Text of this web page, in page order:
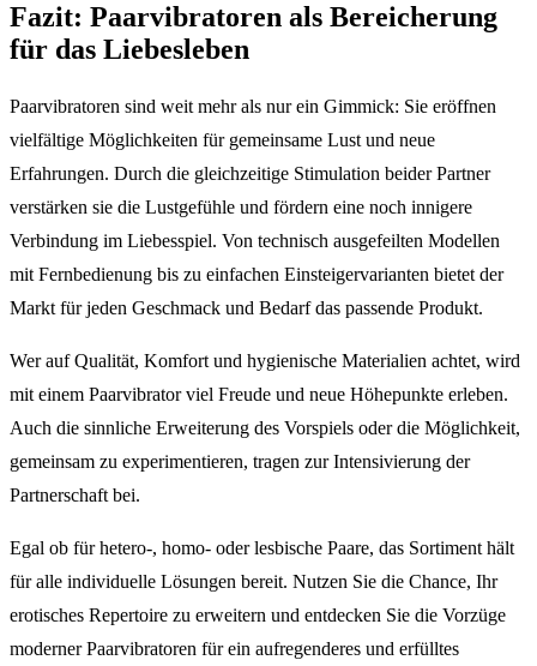
Fazit: Paarvibratoren als Bereicherung
für das Liebesleben
Paarvibratoren sind weit mehr als nur ein Gimmick: Sie eröffnen
vielfältige Möglichkeiten für gemeinsame Lust und neue
Erfahrungen. Durch die gleichzeitige Stimulation beider Partner
verstärken sie die Lustgefühle und fördern eine noch innigere
Verbindung im Liebesspiel. Von technisch ausgefeilten Modellen
mit Fernbedienung bis zu einfachen Einsteigervarianten bietet der
Markt für jeden Geschmack und Bedarf das passende Produkt.
Wer auf Qualität, Komfort und hygienische Materialien achtet, wird
mit einem Paarvibrator viel Freude und neue Höhepunkte erleben.
Auch die sinnliche Erweiterung des Vorspiels oder die Möglichkeit,
gemeinsam zu experimentieren, tragen zur Intensivierung der
Partnerschaft bei.
Egal ob für hetero-, homo- oder lesbische Paare, das Sortiment hält
für alle individuelle Lösungen bereit. Nutzen Sie die Chance, Ihr
erotisches Repertoire zu erweitern und entdecken Sie die Vorzüge
moderner Paarvibratoren für ein aufregenderes und erfülltes